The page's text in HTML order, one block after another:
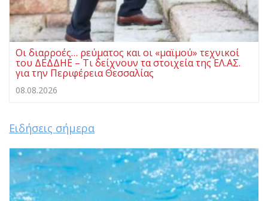
Οι διαρροές… ρεύματος και οι «μαϊμού» τεχνικοί
του ΔΕΔΔΗΕ – Τι δείχνουν τα στοιχεία της ΕΛ.ΑΣ.
για την Περιφέρεια Θεσσαλίας
08.08.2026
Ειδήσεις σήμερα